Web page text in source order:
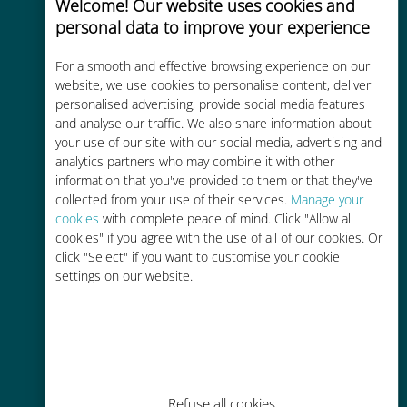
Welcome! Our website uses cookies and
personal data to improve your experience
For a smooth and effective browsing experience on our
website, we use cookies to personalise content, deliver
personalised advertising, provide social media features
and analyse our traffic. We also share information about
your use of our site with our social media, advertising and
analytics partners who may combine it with other
information that you've provided to them or that they've
collected from your use of their services. Manage your
cookies with complete peace of mind. Click "Allow all
cookies" if you agree with the use of all of our cookies. Or
click "Select" if you want to customise your cookie
settings on our website.
Refuse all cookies
Uygun maliyetli
Mevcut operatörünüzle dolaşım
ücretlerinden %90'a kadar daha
ucuz
Kolay doldurma
Ubigi uygulaması aracılığıyla her